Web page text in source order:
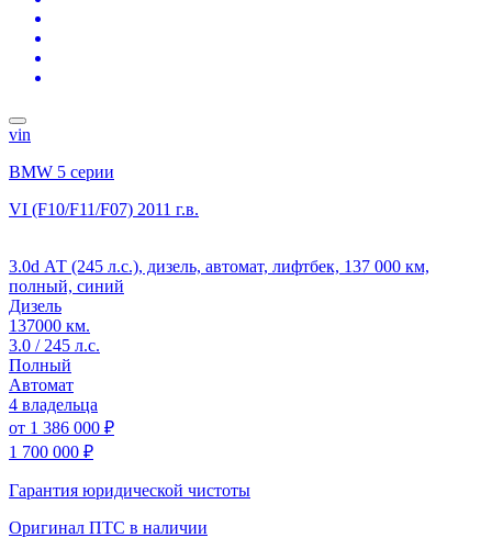
vin
BMW 5 серии
VI (F10/F11/F07) 2011 г.в.
3.0d АТ (245 л.с.), дизель, автомат, лифтбек, 137 000 км,
полный, синий
Дизель
137000 км.
3.0 / 245 л.с.
Полный
Автомат
4 владельца
от 1 386 000 ₽
1 700 000 ₽
Гарантия юридической чистоты
Оригинал ПТС в наличии